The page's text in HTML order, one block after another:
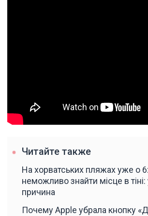
Читайте также
На хорватських пляжах уже о
неможливо знайти місце в
причина
Почему Apple убрала кнопку